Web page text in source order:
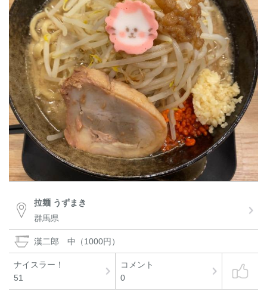
拉麺 うずまき
群馬県
漢二郎 中（1000円）
ナイスラー！
51
コメント
0